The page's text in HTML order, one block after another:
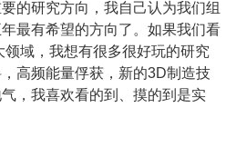
的研究方向，我自己认为我们组
最有希望的方向了。如果我们看
域，我想有很多很好玩的研究
高频能量俘获，新的3D制造技
，我喜欢看的到、摸的到是实